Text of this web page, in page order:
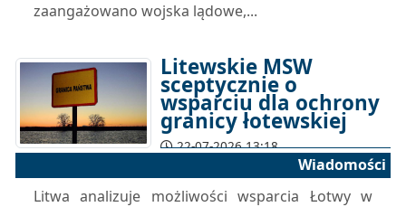
zaangażowano wojska lądowe,...
Litewskie MSW
sceptycznie o
wsparciu dla ochrony
granicy łotewskiej
22-07-2026 13:18
Wiadomości
Litwa analizuje możliwości wsparcia Łotwy w